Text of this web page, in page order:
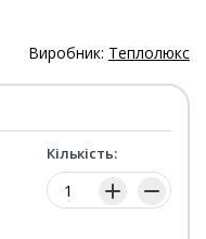
Виробник: Теплолюкс
Кількість:
Кількість: